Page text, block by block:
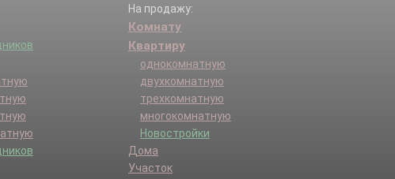
На продажу:
Комнату
Квартиру
однокомнатную
двухкомнатную
трехкомнатную
многокомнатную
Новостройки
Дома
Участок